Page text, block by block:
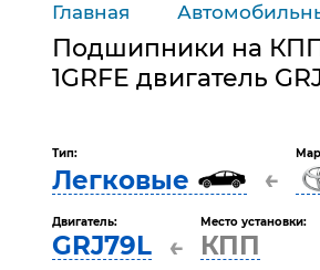
Новости
Контроль
Статьи
Каталог
Главная
Подшипники на КПП
1GRFE двигатель
Тип:
Легковые ←
Двигатель:
GRJ79L ←
Место установки:
КПП